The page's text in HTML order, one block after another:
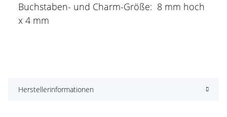
Buchstaben- und Charm-Größe: 8 mm hoch
x 4 mm
Herstellerinformationen